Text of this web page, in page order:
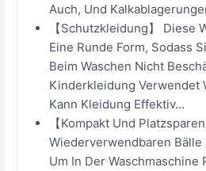
Auch, Und
【Schutzkleidung】 Diese
Eine Runde Form, Sodass
Beim Waschen Nicht
Kinderkleidung Verwendet
Kann Kleidung Effektiv...
【Kompakt Und
Wiederverwendbaren Bälle
Um In Der Waschmaschine